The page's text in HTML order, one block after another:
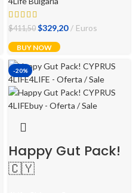
$411,50 El
precio
original
era:
$411,50.
$329,20El
es:
$329,20.
Euros
BUY NOW
-20%
Happy Gut Pack!
🇨🇾